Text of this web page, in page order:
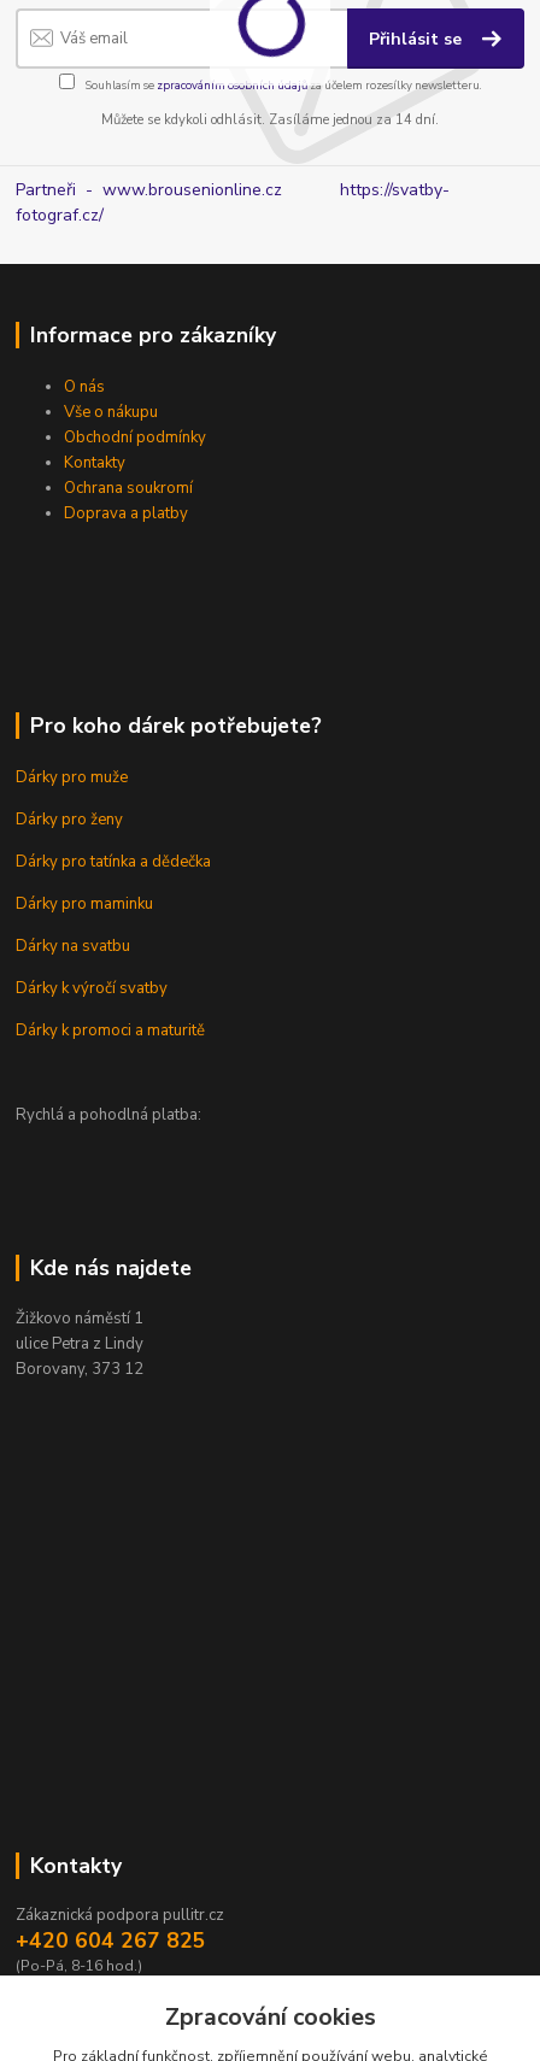
Přihlásit se
Souhlasím se zpracováním osobních údajůza účelem rozesílky newsletteru.
Můžete se kdykoli odhlásit. Zasíláme jednou za 14 dní.
Partneři - www.brousenionline.czhttps://svatby-
fotograf.cz/
Informace pro zákazníky
O nás
Vše o nákupu
Obchodní podmínky
Kontakty
Ochrana soukromí
Doprava a platby
Pro koho dárek potřebujete?
Dárky pro muže
Dárky pro ženy
Dárky pro tatínka a dědečka
Dárky pro maminku
Dárky na svatbu
Dárky k výročí svatby
Dárky k promoci a maturitě
Rychlá a pohodlná platba:
Kde nás najdete
Žižkovo náměstí 1
ulice Petra z Lindy
Borovany, 373 12
Kontakty
Zákaznická podpora pullitr.cz
+420 604 267 825
(Po-Pá, 8-16 hod.)
Zpracování cookies
Pro základní funkčnost, zpříjemnění používání webu, analytické